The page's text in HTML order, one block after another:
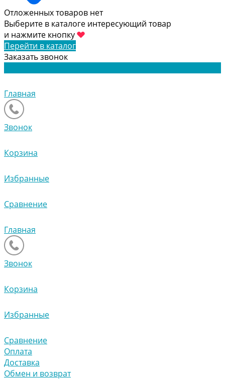
Отложенных товаров нет
Выберите в каталоге интересующий товар
и нажмите кнопку
Перейти в каталог
Заказать звонок
Главная
Звонок
Корзина
Избранные
Сравнение
Главная
Звонок
Корзина
Избранные
Сравнение
Оплата
Доставка
Обмен и возврат